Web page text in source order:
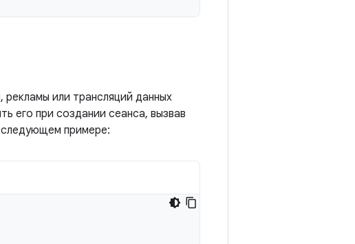
или трансляций данных
его при создании сеанса, вызвав
следующем примере: